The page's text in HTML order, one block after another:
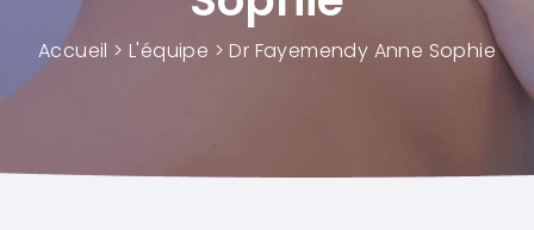
Accueil > L'équipe >Dr Fayemendy Anne Sophie